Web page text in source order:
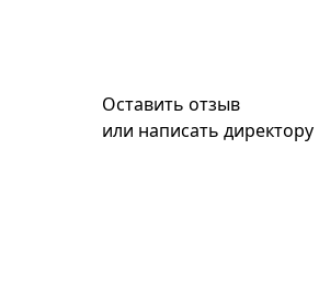
Оставить отзыв
или написать директору